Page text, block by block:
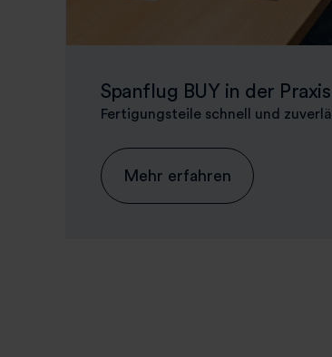
Spanflug BUY in der Praxis
Fertigungsteile schnell und
Mehr erfahren